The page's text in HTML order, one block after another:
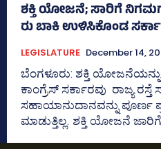
ಶಕ್ತಿ ಯೋಜನೆ; ಸಾರಿಗೆ
ರು ಬಾಕಿ ಉಳಿಸಿಕೊಂಡ
LEGISLATURE December 14,
ಬೆಂಗಳೂರು: ಶಕ್ತಿ ಯೋಜನೆಯನ್ನು
ಕಾಂಗ್ರೆಸ್‌ ಸರ್ಕಾರವು ರಾಜ್ಯ
ಸಹಾಯಾನುದಾನವನ್ನು ಪೂರ್ಣ
ಮಾಡುತ್ತಿಲ್ಲ. ಶಕ್ತಿ ಯೋಜನೆ